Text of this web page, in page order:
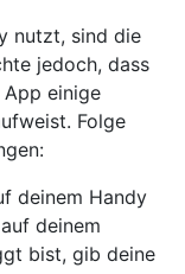
nutzt, sind die
jedoch, dass
einige
Folge
deinem Handy
deinem
bist, gib deine